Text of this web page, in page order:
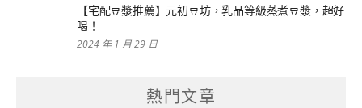
【宅配豆漿推薦】元初豆坊，乳品等級蒸煮豆漿，超好
喝！
2024 年 1 月 29 日
熱門文章